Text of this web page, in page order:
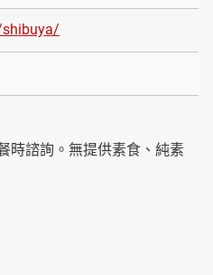
時諮詢。無提供素食、純素